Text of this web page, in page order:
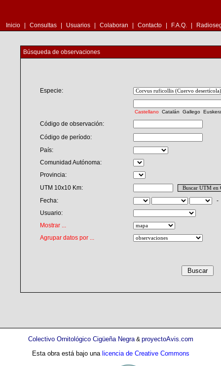
Inicio Consultas Usuarios Colaboran Contacto F.A.Q.
Búsqueda de observaciones
Especie:
Castellano Catalán Gallego
Código de observación:
Código de período:
País:
Comunidad Autónoma:
Provincia:
UTM 10x10 Km:
Fecha:
Usuario:
Mostrar ...
Agrupar datos por ...
Colectivo Ornitológico Cigüeña Negra& proyectoAvis.com
Esta obra está bajo una licencia de Creative Commons